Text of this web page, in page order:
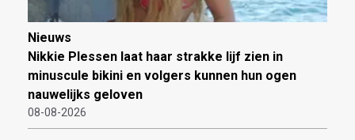
Nieuws
Nikkie Plessen laat haar strakke lijf zien in
minuscule bikini en volgers kunnen hun ogen
nauwelijks geloven
08-08-2026